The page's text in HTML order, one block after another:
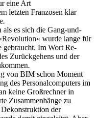
eine Art
letzten Franzosen klar
als es sich die Gang-und-
wurde lange für
gebraucht. Im Wort Re-
Zurückgehens und der
von BIM schon Moment
des Personalcomputers im
keine Großrechner in
Zusammenhänge zu
der